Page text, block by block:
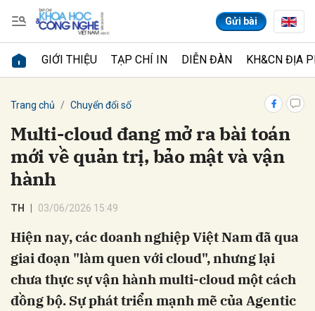
Gửi bài
GIỚI THIỆU TẠP CHÍ IN DIỄN ĐÀN KH&CN ĐỊA
Trang chủ Chuyển đổi số
Multi-cloud đang mở ra bài toán
mới về quản trị, bảo mật và vận
hành
TH 03/06/2026 15:49
Hiện nay, các doanh nghiệp Việt Nam đã qua
giai đoạn "làm quen với cloud", nhưng lại
chưa thực sự vận hành multi-cloud một cách
đồng bộ. Sự phát triển mạnh mẽ của Agentic
Gửi bình luận
Hủy Gửi